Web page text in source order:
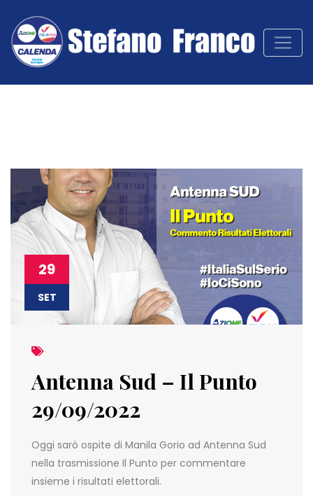
29
SET
Antenna Sud – Il Punto
29/09/2022
Oggi sarò ospite di Manila Gorio ad Antenna Sud
nella trasmissione Il Punto per commentare
insieme i risultati elettorali.